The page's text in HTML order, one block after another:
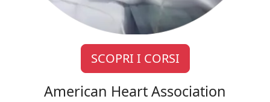
SCOPRI I CORSI
American Heart Association